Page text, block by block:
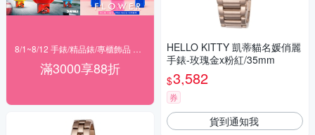
滿3000享88折
HELLO KITTY 凱蒂貓名媛俏麗
手錶-玫瑰金x粉紅/35mm
$3,582
券
貨到通知我